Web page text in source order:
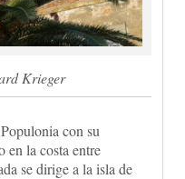
Krieger
con su
en la costa entre
se dirige a la isla de